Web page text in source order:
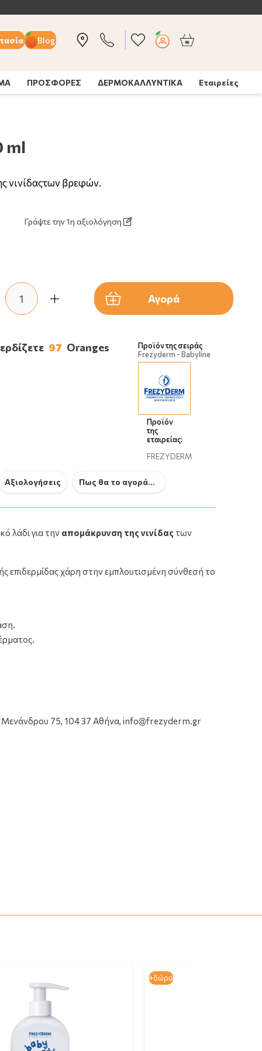
Blog
ΠΡΟΣΦΟΡΕΣ ΔΕΡΜΟΚΑΛΛΥΝΤΙΚΑ Εταιρείες
ml
νινίδαςτων βρεφών.
Γράψτε την 1η αξιολόγηση
Αγορά
97 Oranges
Προϊόν της σειράς
Frezyderm - Babyline
Προϊόν
της
εταιρείας:
FREZYDERM
Αξιολογήσεις Πως θα το αγοράσω
λάδι για την απομάκρυνση της νινίδαςτων
επιδερμίδας χάρη στην εμπλουτισμένη σύνθεσή του
Μενάνδρου 75, 104 37 Αθήνα, info@frezyderm.gr
Frezyderm Baby Bath 300 ml
Frezyderm Baby Bath
+δώρο